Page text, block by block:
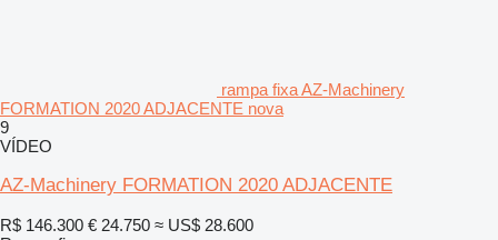
rampa fixa AZ-Machinery
FORMATION 2020 ADJACENTE nova
9
VÍDEO
AZ-Machinery FORMATION 2020 ADJACENTE
R$ 146.300 € 24.750 ≈ US$ 28.600